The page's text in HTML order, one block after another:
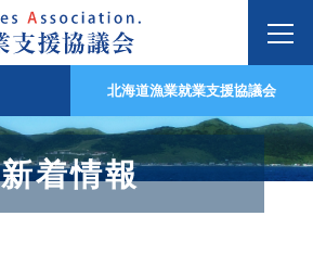
北海道漁業就業支援協議会
新着情報